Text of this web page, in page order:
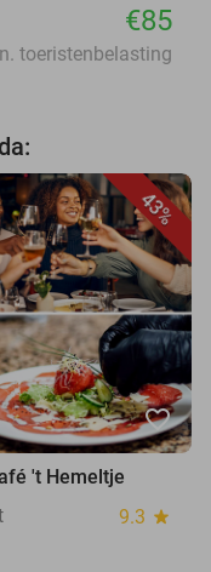
€85
toeristenbelasting
43%
favorite_border
't Hemeltje
9.3 star